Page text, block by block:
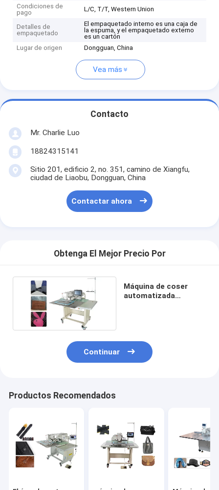
Condiciones de
pago
L/C, T/T, Western Union
Detalles de
empaquetado
El empaquetado interno es una caja de
la espuma, y el empaquetado externo
es un cartón
Lugar de origen
Dongguan, China
Vea más
Contacto
Mr. Charlie Luo
18824315141
Sitio 201, edificio 2, no. 351, camino de Xiangfu,
ciudad de Liaobu, Dongguan, China
Contactar ahora
Obtenga El Mejor Precio Por
Máquina de coser
automatizada
Continuar
Productos Recomendados